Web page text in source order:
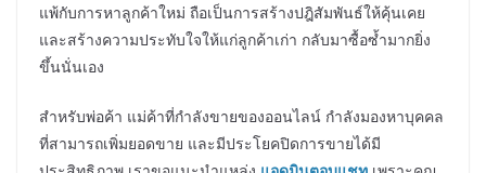
แพ้กับการหาลูกค้าใหม่ ถือเป็นการสร้างปฎิสัมพันธ์ให้คุ้นเคย
และสร้างความประทับใจให้แก่ลูกค้าเก่า กลับมาซื้อซ้ำมากยิ่ง
ขึ้นนั่นเอง
สำหรับพ่อค้า แม่ค้าที่กำลังขายของออนไลน์ กำลังมองหาบุคคล
ที่สามารถเพิ่มยอดขาย และมีประโยคปิดการขายได้มี